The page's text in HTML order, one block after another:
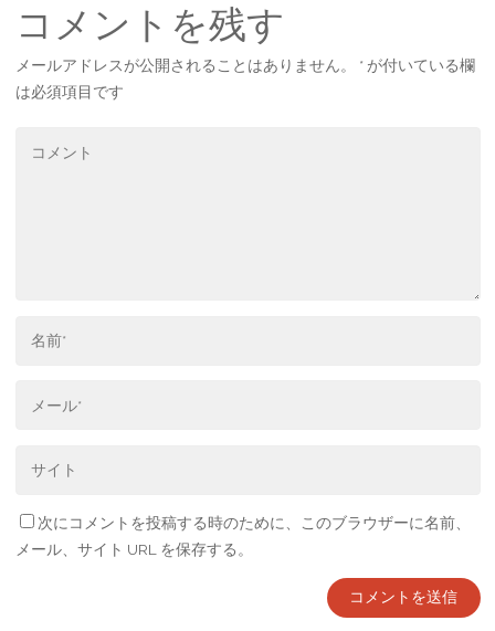
コメントを残す
メールアドレスが公開されることはありません。 * が付いている欄
は必須項目です
次にコメントを投稿する時のために、このブラウザーに名前、
メール、サイト URL を保存する。